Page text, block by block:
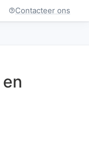
Contacteer ons